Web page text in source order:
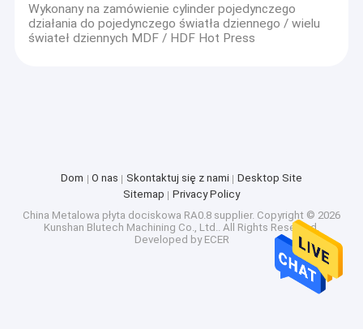
Wykonany na zamówienie cylinder pojedynczego
działania do pojedynczego światła dziennego / wielu
świateł dziennych MDF / HDF Hot Press
Dom O nas Skontaktuj się z nami
Desktop Site
Sitemap
Privacy Policy
China Metalowa płyta dociskowa RA0.8 supplier. Copyright © 2026
Kunshan Blutech Machining Co., Ltd.. All Rights Reserved.
Developed by ECER